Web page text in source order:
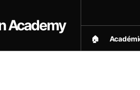
Academy
🏠︎